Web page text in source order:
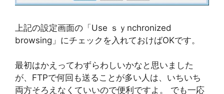
上記の設定画面の「Use ｓｙnchronized
browsing」にチェックを入れておけばOKです。
最初はかえってわずらわしいかなと思いました
が、FTPで何回も送ることが多い人は、いちいち
両方そろえなくていいので便利ですよ。 でも一応